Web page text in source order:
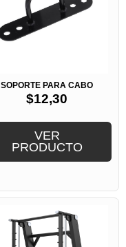
SOPORTE PARA CABO
$12,30
VER
PRODUCTO